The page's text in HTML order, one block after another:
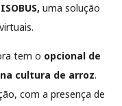
uma solução
tem o opcional de
cultura de arroz.
com a presença de